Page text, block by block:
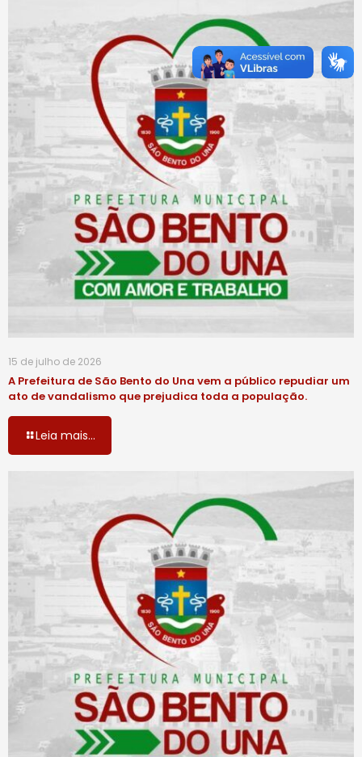
15 de julho de 2026
A Prefeitura de São Bento do Una vem a público repudiar um
ato de vandalismo que prejudica toda a população.
Leia mais...